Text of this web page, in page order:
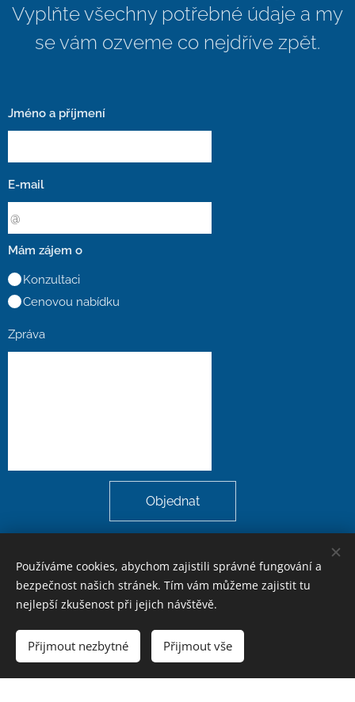
Vyplňte všechny potřebné údaje a my
se vám ozveme co nejdříve zpět.
Jméno a příjmení
E-mail
Mám zájem o
Konzultaci
Cenovou nabídku
Zpráva
Objednat
Jaroslav Vích
Vytvořeno službou Webnode
Používáme cookies, abychom zajistili správné fungování a
bezpečnost našich stránek. Tím vám můžeme zajistit tu
nejlepší zkušenost při jejich návštěvě.
Přijmout nezbytné Přijmout vše